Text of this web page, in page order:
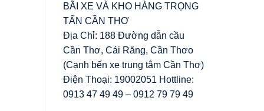
BÃI XE VÀ KHO HÀNG TRỌNG
TẤN CẦN THƠ
Địa Chỉ: 188 Đường dẫn cầu
Cần Thơ, Cái Răng, Cần Thơo
(Cạnh bến xe trung tâm Cần Thơ)
Điện Thoại: 19002051 Hottline:
0913 47 49 49 – 0912 79 79 49